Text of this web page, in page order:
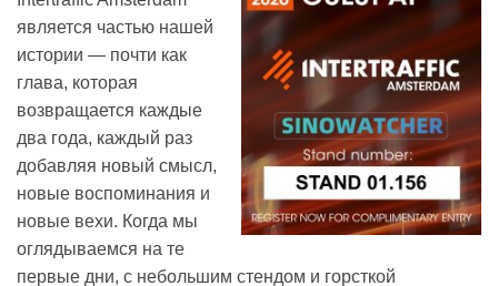
является частью нашей
истории — почти как
глава, которая
возвращается каждые
два года, каждый раз
добавляя новый смысл,
новые воспоминания и
новые вехи. Когда мы
оглядываемся на те
первые дни, с небольшим стендом и горсткой